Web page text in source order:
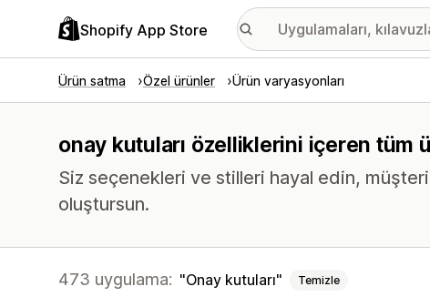
Shopify App Store
Ürün satma Özel ürünler Ürün varyasyonları
onay kutuları özelliklerini içeren tüm
Siz seçenekleri ve stilleri hayal edin,
oluştursun.
473 uygulama: Onay kutuları Temizle